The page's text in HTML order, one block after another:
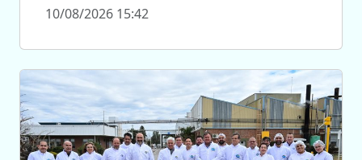
10/08/2026 15:42